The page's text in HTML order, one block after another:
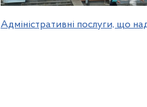
Адміністративні послуги, що